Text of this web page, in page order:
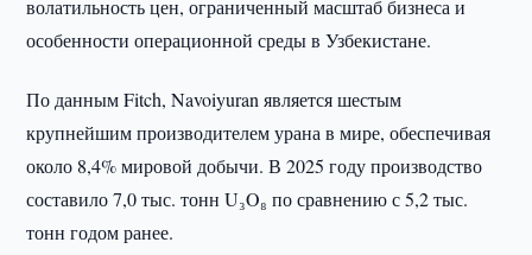
волатильность цен, ограниченный масштаб бизнеса и
особенности операционной среды в Узбекистане.
По данным Fitch, Navoiyuran является шестым
крупнейшим производителем урана в мире, обеспечивая
около 8,4% мировой добычи. В 2025 году производство
составило 7,0 тыс. тонн U₃O₈ по сравнению с 5,2 тыс.
тонн годом ранее.